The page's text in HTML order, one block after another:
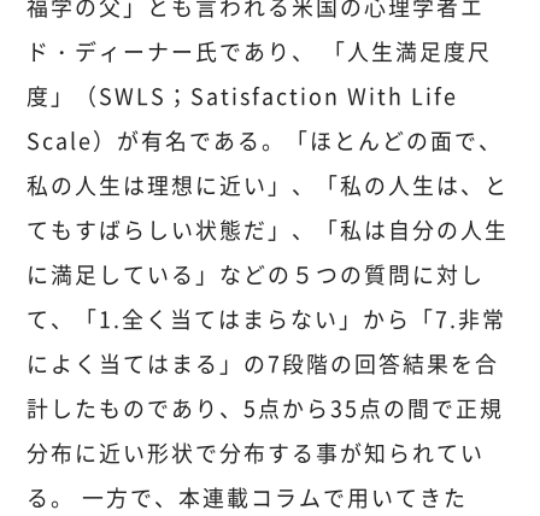
ド・ディーナー氏であり、 「人生満足度尺
度」（SWLS；Satisfaction With Life
Scale）が有名である。「ほとんどの面で、
私の人生は理想に近い」、「私の人生は、と
てもすばらしい状態だ」、「私は自分の人生
に満足している」などの５つの質問に対し
て、「1.全く当てはまらない」から「7.非常
によく当てはまる」の7段階の回答結果を合
計したものであり、5点から35点の間で正規
分布に近い形状で分布する事が知られてい
る。 一方で、本連載コラムで用いてきた